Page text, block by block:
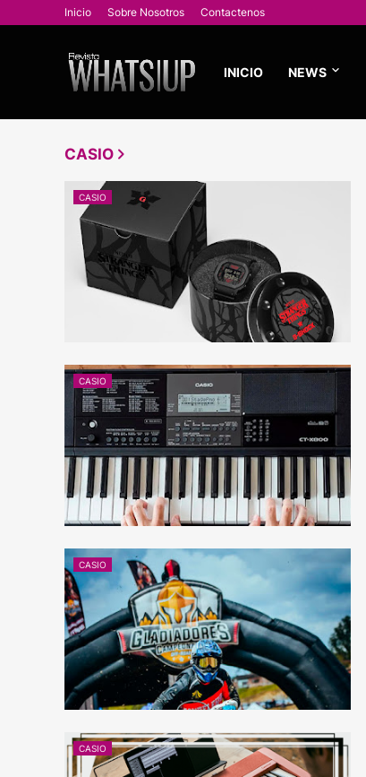
Inicio Sobre Nosotros Contactenos
INICIO NEWS
CASIO
CASIO
CASIO
CASIO
CASIO